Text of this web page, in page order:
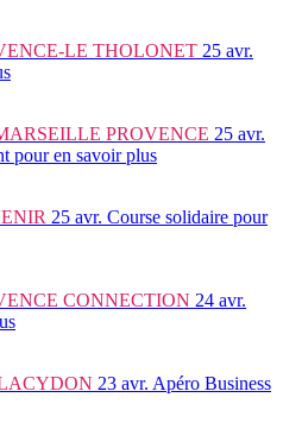
LE THOLONET 25 avr.
PROVENCE 25 avr.
pour en savoir plus
25 avr. Course solidaire pour
CONNECTION 24 avr.
23 avr. Apéro Business